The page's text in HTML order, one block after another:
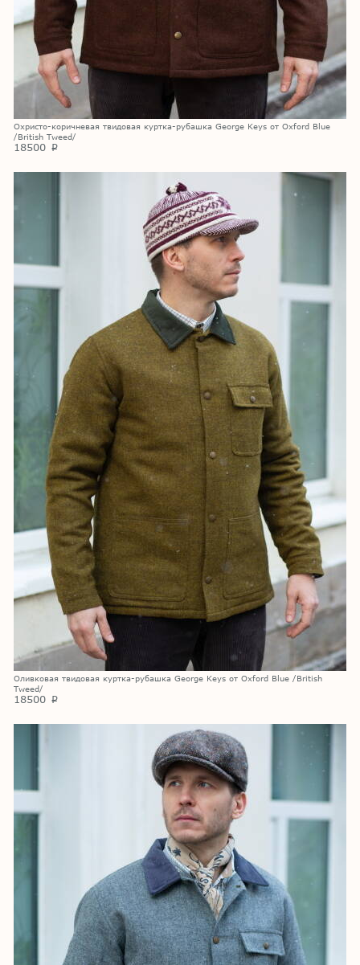
Охристо-коричневая твидовая куртка-рубашка George Keys от Oxford Blue
/British Tweed/
18500 p
Оливковая твидовая куртка-рубашка George Keys от Oxford Blue /British
Tweed/
18500 p